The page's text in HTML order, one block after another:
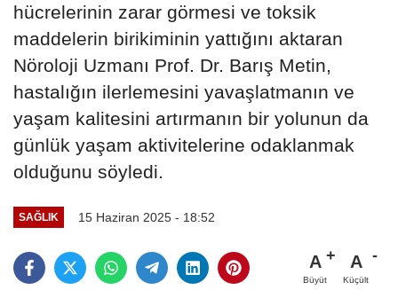
hücrelerinin zarar görmesi ve toksik
maddelerin birikiminin yattığını aktaran
Nöroloji Uzmanı Prof. Dr. Barış Metin,
hastalığın ilerlemesini yavaşlatmanın ve
yaşam kalitesini artırmanın bir yolunun da
günlük yaşam aktivitelerine odaklanmak
olduğunu söyledi.
SAĞLIK 15 Haziran 2025 - 18:52
A
Büyüt
A
Küçült